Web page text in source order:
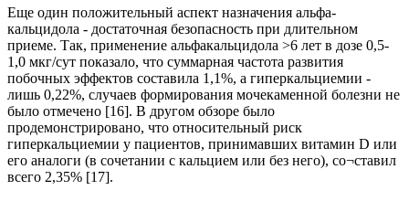
Еще один положительный аспект назначения альфа-
кальцидола - достаточная безопасность при длительном
приеме. Так, применение альфакальцидола >6 лет в дозе 0,5-
1,0 мкг/сут показало, что суммарная частота развития
побочных эффектов составила 1,1%, а гиперкальциемии -
лишь 0,22%, случаев формирования мочекаменной болезни не
было отмечено [16]. В другом обзоре было
продемонстрировано, что относительный риск
гиперкальциемии у пациентов, принимавших витамин D или
его аналоги (в сочетании с кальцием или без него), со¬ставил
всего 2,35% [17].